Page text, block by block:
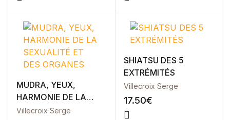
MUDRA, YEUX,
HARMONIE DE LA
SEXUALITÉ ET DES
Villecroix Serge
SHIATSU DES 5
EXTRÉMITÉS
Villecroix Serge
17.50€